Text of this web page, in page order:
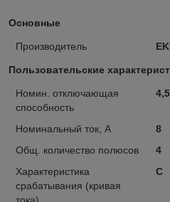
Основные
Производитель
Пользовательские
Номин. отключающая
способность
Номинальный ток, А
8
Общ. количество полюсов
4
Характеристика
срабатывания (кривая
тока)
C